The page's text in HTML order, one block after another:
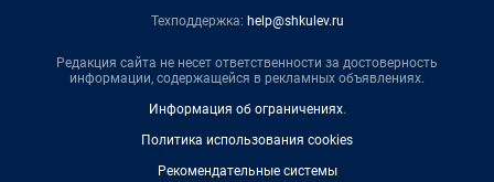
Техподдержка: help@shkulev.ru
Редакция сайта не несет ответственности за достоверность
информации, содержащейся в рекламных объявлениях.
Информация об ограничениях.
Политика использования cookies
Рекомендательные системы